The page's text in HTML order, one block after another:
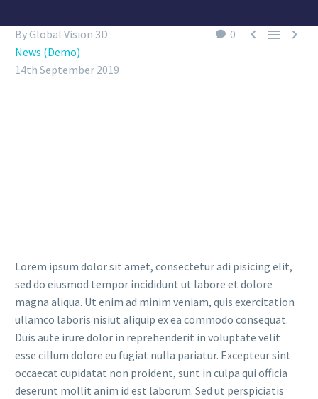
0   
By Global Vision 3D
News (Demo)
14th September 2019
Lorem ipsum dolor sit amet, consectetur adi pisicing elit,
sed do eiusmod tempor incididunt ut labore et dolore
magna aliqua. Ut enim ad minim veniam, quis exercitation
ullamco laboris nisiut aliquip ex ea commodo consequat.
Duis aute irure dolor in reprehenderit in voluptate velit
esse cillum dolore eu fugiat nulla pariatur. Excepteur sint
occaecat cupidatat non proident, sunt in culpa qui officia
deserunt mollit anim id est laborum. Sed ut perspiciatis